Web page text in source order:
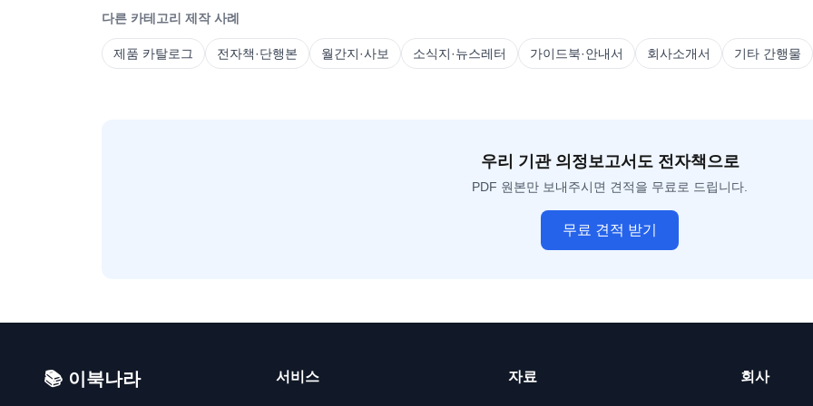
다른 카테고리 제작 사례
제품 카탈로그 전자책·단행본 월간지·사보 소식지·뉴스레터 가이드북·안내서 회사소개서 기타 간행물
우리 기관 의정보고서 도 전자책으로
PDF 원본만 보내주시면 견적을 무료로 드립니다.
무료 견적 받기
📚 이북나라 서비스 자료 회사